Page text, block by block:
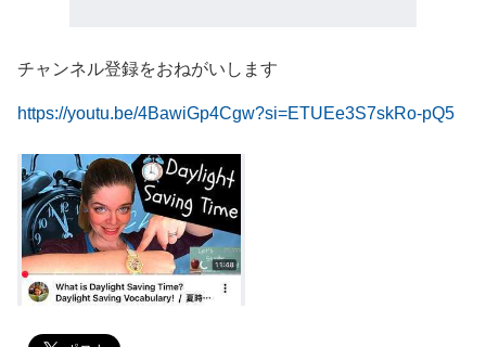
チャンネル登録をおねがいします
https://youtu.be/4BawiGp4Cgw?si=ETUEe3S7skRo-pQ5